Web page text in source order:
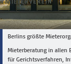
Berlins größte
Mieterberatung in allen
für Gerichtsverfahren,